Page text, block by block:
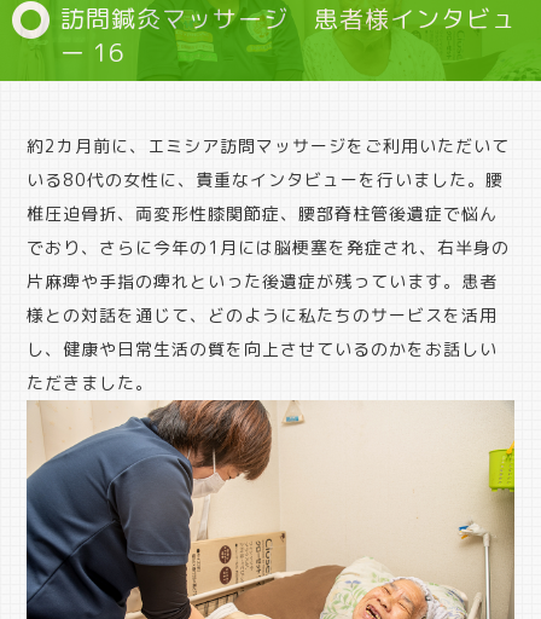
訪問鍼灸マッサージ 患者様インタビュ
ー 16
約2カ月前に、エミシア訪問マッサージをご利用いただいて
いる80代の女性に、貴重なインタビューを行いました。腰
椎圧迫骨折、両変形性膝関節症、腰部脊柱管後遺症で悩ん
でおり、さらに今年の1月には脳梗塞を発症され、右半身の
片麻痺や手指の痺れといった後遺症が残っています。患者
様との対話を通じて、どのように私たちのサービスを活用
し、健康や日常生活の質を向上させているのかをお話しい
ただきました。